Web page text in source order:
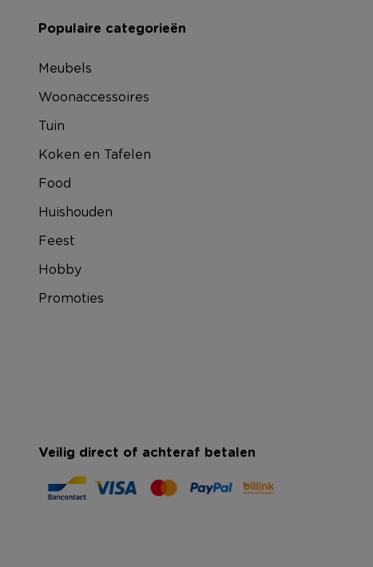
Populaire categorieën
Meubels
Woonaccessoires
Tuin
Koken en Tafelen
Food
Huishouden
Feest
Hobby
Promoties
Veilig direct of achteraf betalen